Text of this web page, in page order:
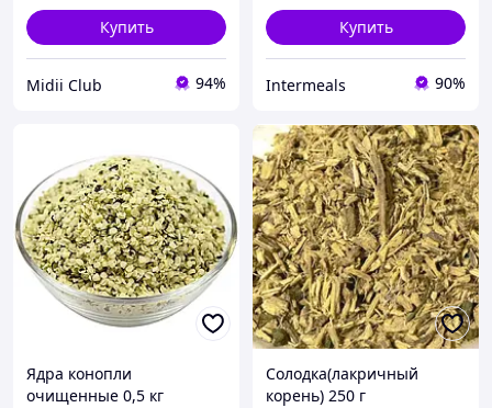
Купить
Midii Club 94%
Купить
Intermeals 90%
Ядра конопли
очищенные 0,5 кг
Солодка(лакричный
корень) 250 г